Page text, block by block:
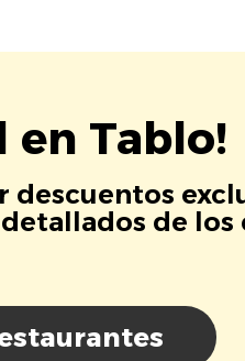
en Tablo!
descuentos
de los